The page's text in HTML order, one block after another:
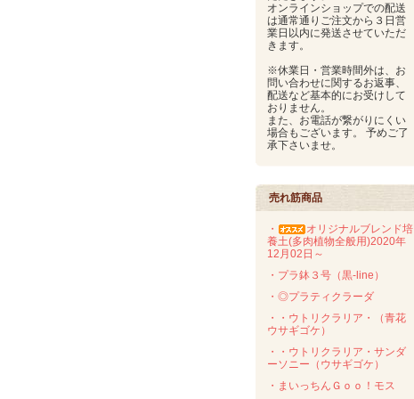
オンラインショップでの配送
は通常通りご注文から３日営
業日以内に発送させていただ
きます。
※休業日・営業時間外は、お
問い合わせに関するお返事、
配送など基本的にお受けして
おりません。
また、お電話が繋がりにくい
場合もございます。 予めご了
承下さいませ。
売れ筋商品
・
オリジナルブレンド培
養土(多肉植物全般用)2020年
12月02日～
・プラ鉢３号（黒-line）
・◎プラティクラーダ
・・ウトリクラリア・（青花
ウサギゴケ）
・・ウトリクラリア・サンダ
ーソニー（ウサギゴケ）
・まいっちんＧｏｏ！モス